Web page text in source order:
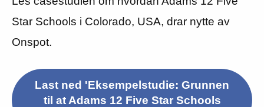
Star Schools i Colorado, USA, drar nytte av
Onspot.
Last ned 'Eksempelstudie: Grunnen
til at Adams 12 Five Star Schools